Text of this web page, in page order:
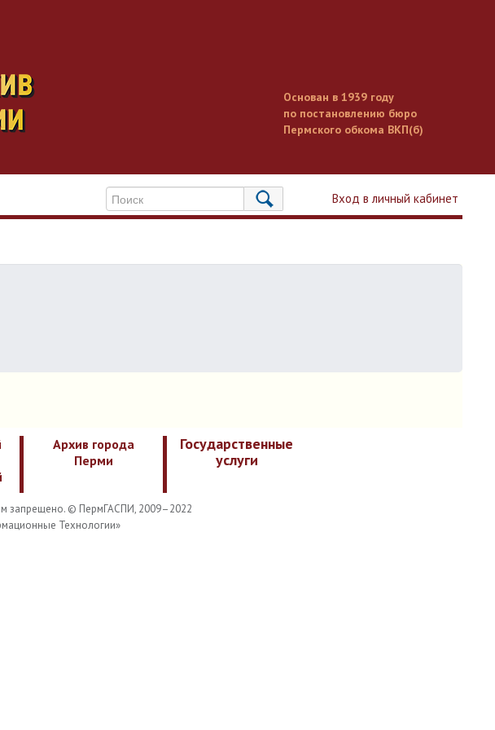
Основан в 1939 году
по постановлению бюро
Пермского обкома ВКП(б)
Вход в личный кабинет
Архив города
Перми
Государственные
услуги
запрещено. © ПермГАСПИ, 2009–2022
Технологии»